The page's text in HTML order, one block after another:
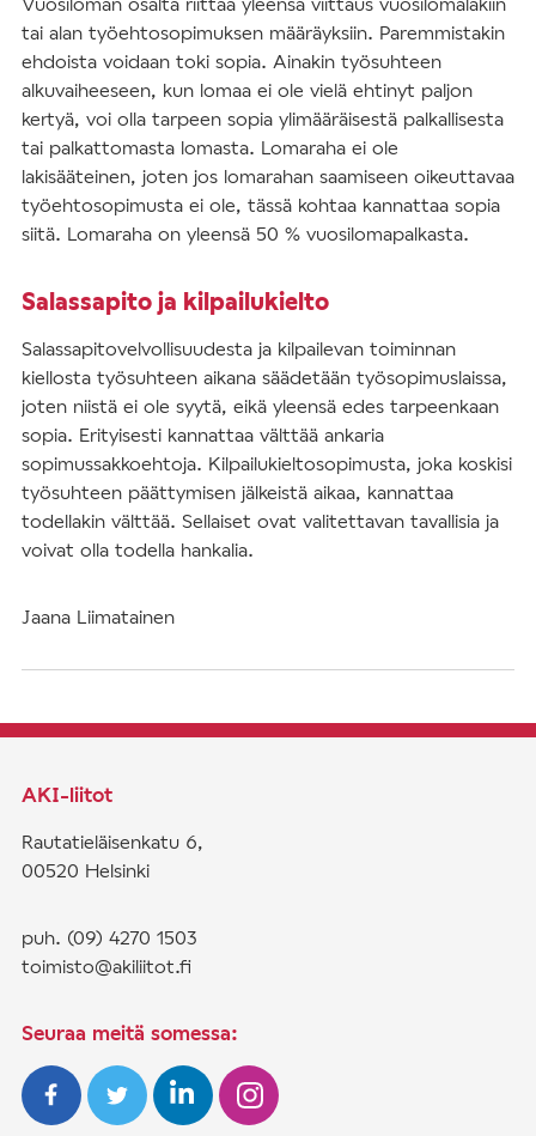
tai alan työehtosopimuksen määräyksiin. Paremmistakin
ehdoista voidaan toki sopia. Ainakin työsuhteen
alkuvaiheeseen, kun lomaa ei ole vielä ehtinyt paljon
kertyä, voi olla tarpeen sopia ylimääräisestä palkallisesta
tai palkattomasta lomasta. Lomaraha ei ole
lakisääteinen, joten jos lomarahan saamiseen oikeuttavaa
työehtosopimusta ei ole, tässä kohtaa kannattaa sopia
siitä. Lomaraha on yleensä 50 % vuosilomapalkasta.
Salassapito ja kilpailukielto
Salassapitovelvollisuudesta ja kilpailevan toiminnan
kiellosta työsuhteen aikana säädetään työsopimuslaissa,
joten niistä ei ole syytä, eikä yleensä edes tarpeenkaan
sopia. Erityisesti kannattaa välttää ankaria
sopimussakkoehtoja. Kilpailukieltosopimusta, joka koskisi
työsuhteen päättymisen jälkeistä aikaa, kannattaa
todellakin välttää. Sellaiset ovat valitettavan tavallisia ja
voivat olla todella hankalia.
Jaana Liimatainen
AKI-liitot
Rautatieläisenkatu 6,
00520 Helsinki
puh. (09) 4270 1503
toimisto@akiliitot.fi
Seuraa meitä somessa: